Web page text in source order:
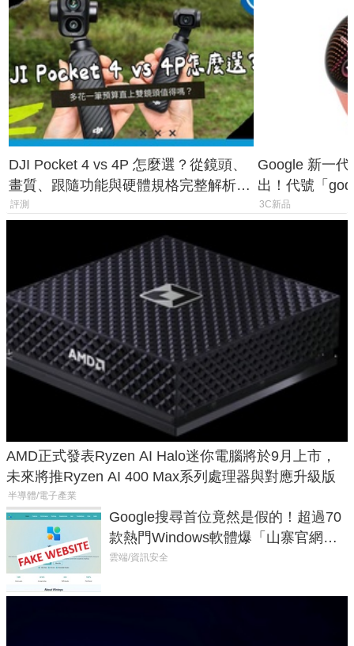
DJI Pocket 4 vs 4P 怎麼選？從鏡頭、
畫質、跟隨功能與硬體規格完整解析，
一次看懂兩台差異
評測
Google 新一
出！代號「
鎖定 AI 應用
3C新品
AMD正式發表Ryzen AI Halo迷你電腦將於9月上市，
未來將推Ryzen AI 400 Max系列處理器與對應升級版
半導體/電子產業
Google搜尋首位竟然是假的！超過70
款熱門Windows軟體爆「山寨官網」
危機
雲端/資訊安全